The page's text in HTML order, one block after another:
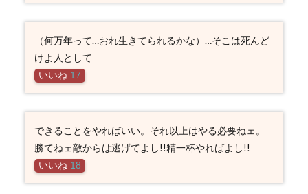
（何万年って…おれ生きてられるかな）…そこは死んど
けよ人として
いいね 17
できることをやればいい。それ以上はやる必要ねェ。
勝てねェ敵からは逃げてよし!!精一杯やればよし!!
いいね 18